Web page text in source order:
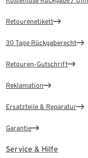
Retourenetikett
30 Tage Rückgaberecht
Retouren-Gutschrift
Reklamation
Ersatzteile & Reparatur
Garantie
Service & Hilfe